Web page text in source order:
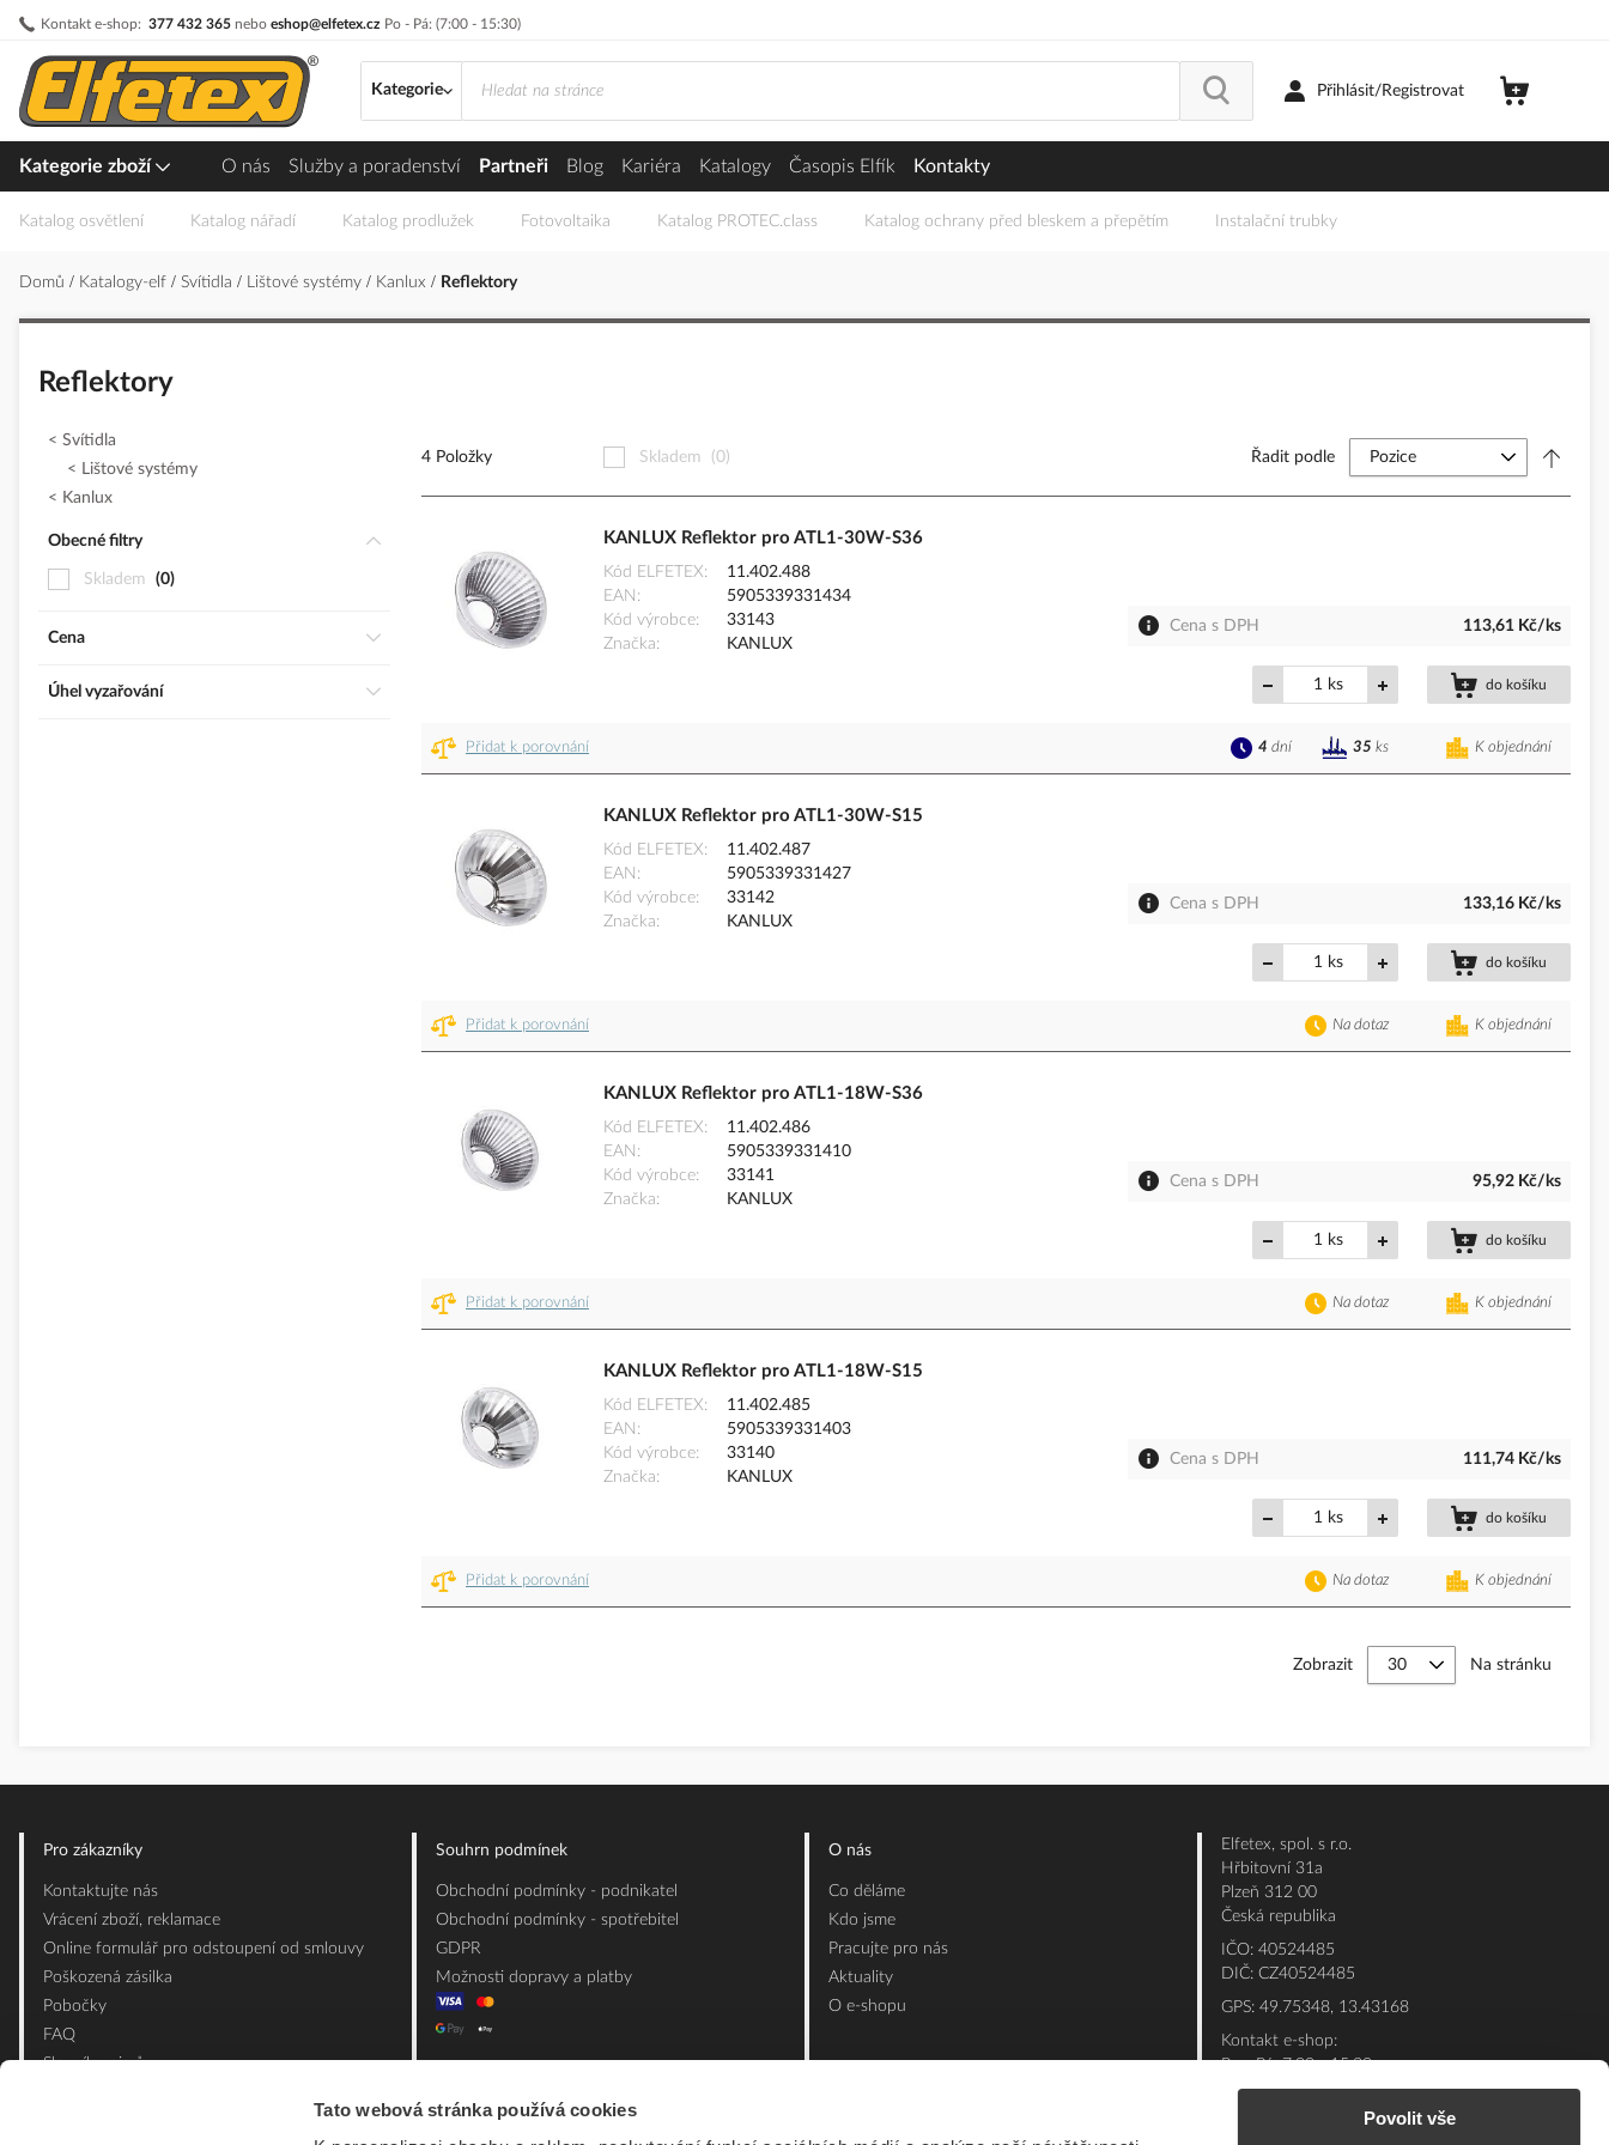
Tato webová stránka používá cookies
Povolit vše
Kontakt e-shop: 377 432 365 nebo eshop@elfetex.cz Po - Pá: (7:00 - 15:30)
Přejít
obsah
Kategorie
Přihlásit/Registrovat
Kategorie zboží O nás Služby a poradenství Partneři Blog Kariéra Katalogy Časopis Elfík Kontakty
Katalog osvětlení Katalog nářadí Katalog prodlužek Fotovoltaika Katalog PROTEC.class Katalog ochrany před bleskem a přepětím Instalační trubky
Domů Katalogy-elf Svítidla Lištové systémy Kanlux Reflektory
Reflektory
4 Položky Skladem (0) Řadit podle
KANLUX Reflektor pro ATL1-30W-S36
Kód ELFETEX
11.402.488
EAN
5905339331434
Kód výrobce
33143
Značka
KANLUX
Cena s DPH 113,61 Kč/ks
ks do košíku
Přidat k porovnání K objednání
4 dní 35 ks
KANLUX Reflektor pro ATL1-30W-S15
Kód ELFETEX
11.402.487
EAN
5905339331427
Kód výrobce
33142
Značka
KANLUX
Cena s DPH 133,16 Kč/ks
ks do košíku
Přidat k porovnání K objednání
Na dotaz
KANLUX Reflektor pro ATL1-18W-S36
Kód ELFETEX
11.402.486
EAN
5905339331410
Kód výrobce
33141
Značka
KANLUX
Cena s DPH 95,92 Kč/ks
ks do košíku
Přidat k porovnání K objednání
Na dotaz
KANLUX Reflektor pro ATL1-18W-S15
Kód ELFETEX
11.402.485
EAN
5905339331403
Kód výrobce
33140
Značka
KANLUX
Cena s DPH 111,74 Kč/ks
ks do košíku
Přidat k porovnání K objednání
Na dotaz
Zobrazit Na stránku
Svítidla
Lištové systémy
Kanlux
Obecné filtry
Skladem 0
Cena
Úhel vyzařování
Pro zákazníky
Kontaktujte nás
Vrácení zboží, reklamace
Online formulář pro odstoupení od smlouvy
Poškozená zásilka
Pobočky
FAQ
Slovník pojmů
Souhrn podmínek
Obchodní podmínky - podnikatel
Obchodní podmínky - spotřebitel
GDPR
Možnosti dopravy a platby
O nás
Co děláme
Kdo jsme
Pracujte pro nás
Aktuality
O e-shopu
Elfetex, spol. s r.o.
Hřbitovní 31a
Plzeň 312 00
Česká republika
IČO: 40524485
DIČ: CZ40524485
GPS: 49.75348, 13.43168
Kontakt e-shop:
Po - Pá: 7:00 - 15:30